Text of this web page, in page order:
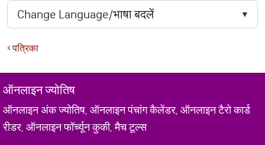
पत्रिका
ऑनलाइन ज्योतिष
ऑनलाइन अंक ज्योतिष, ऑनलाइन पंचांग कैलेंडर, ऑनलाइन टैरो कार्ड
रीडर, ऑनलाइन फॉर्च्यून कुकी, मैच टूल्स